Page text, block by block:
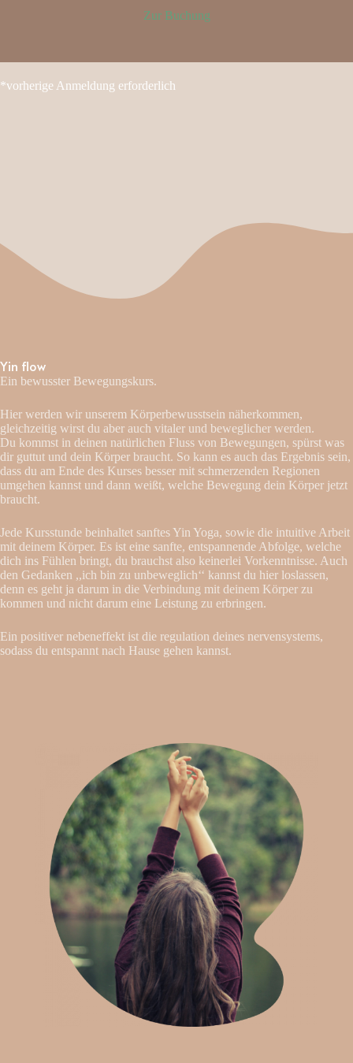
Zur Buchung
*vorherige Anmeldung erforderlich
Yin flow
Ein bewusster Bewegungskurs.
Hier werden wir unserem Körperbewusstsein näherkommen,
gleichzeitig wirst du aber auch vitaler und beweglicher werden.
Du kommst in deinen natürlichen Fluss von Bewegungen, spürst was
dir guttut und dein Körper braucht. So kann es auch das Ergebnis sein,
dass du am Ende des Kurses besser mit schmerzenden Regionen
umgehen kannst und dann weißt, welche Bewegung dein Körper jetzt
braucht.
Jede Kursstunde beinhaltet sanftes Yin Yoga, sowie die intuitive Arbeit
mit deinem Körper. Es ist eine sanfte, entspannende Abfolge, welche
dich ins Fühlen bringt, du brauchst also keinerlei Vorkenntnisse. Auch
den Gedanken ,,ich bin zu unbeweglich‘‘ kannst du hier loslassen,
denn es geht ja darum in die Verbindung mit deinem Körper zu
kommen und nicht darum eine Leistung zu erbringen.
Ein positiver nebeneffekt ist die regulation deines nervensystems,
sodass du entspannt nach Hause gehen kannst.